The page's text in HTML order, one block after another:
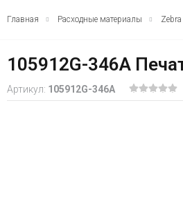
Главная Расходные материалы Zebra
105912G-346A
Артикул: 105912G-346A